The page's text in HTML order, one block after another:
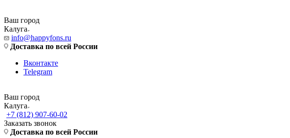
Ваш город
Калуга
info@happyfons.ru
Доставка по всей России
Вконтакте
Telegram
Ваш город
Калуга
+7 (812) 907-60-02
Заказать звонок
Доставка по всей России